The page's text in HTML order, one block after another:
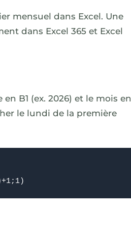
mensuel dans Excel. Une
dans Excel 365 et Excel
B1 (ex. 2026) et le mois en
le lundi de la première